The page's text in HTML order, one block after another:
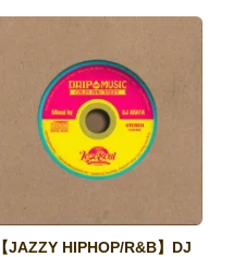
【JAZZY HIPHOP/R&B】DJ